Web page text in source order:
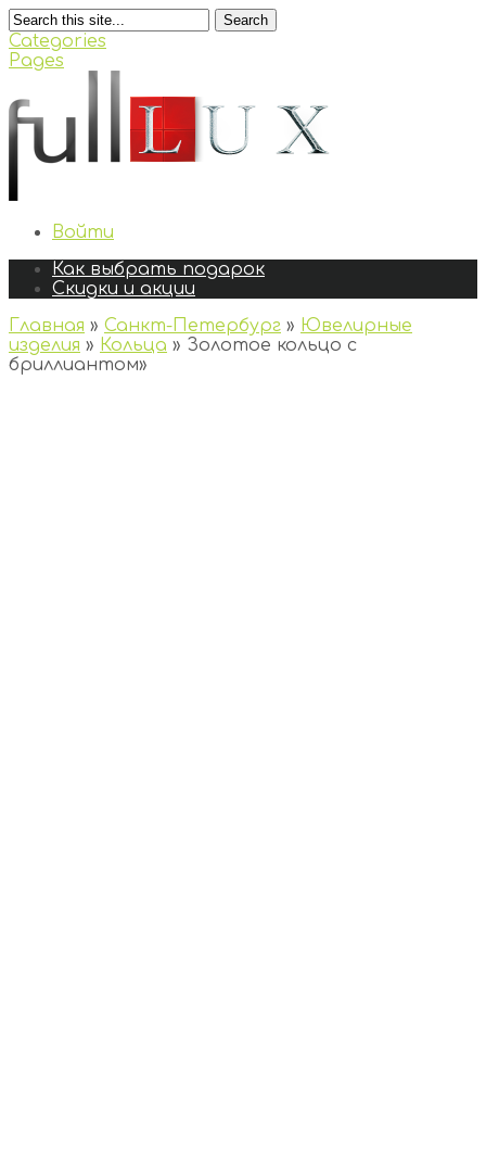
Search
Categories
Pages
Войти
Как выбрать подарок
Скидки и акции
Главная » Санкт-Петербург » Ювелирные
изделия » Кольца » Золотое кольцо с
бриллиантом»